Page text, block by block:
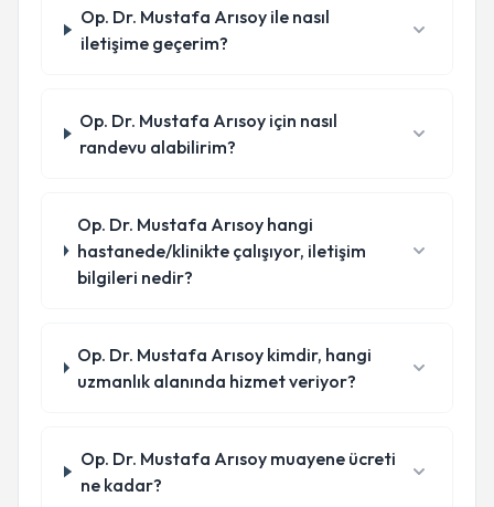
Op. Dr. Mustafa Arısoy ile nasıl
iletişime geçerim?
Op. Dr. Mustafa Arısoy için nasıl
randevu alabilirim?
Op. Dr. Mustafa Arısoy hangi
hastanede/klinikte çalışıyor, iletişim
bilgileri nedir?
Op. Dr. Mustafa Arısoy kimdir, hangi
uzmanlık alanında hizmet veriyor?
Op. Dr. Mustafa Arısoy muayene ücreti
ne kadar?